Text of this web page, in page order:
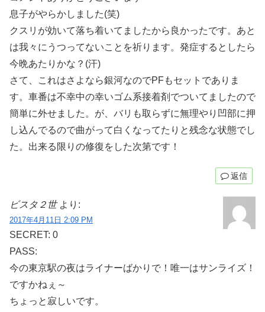
息子がやらかしました(笑)
クスリが効いて落ち着いてましたから良かったです。あと
は我々にうつってないことを祈ります。発症するとしたら
今晩あたりかな？(汗)
さて、これはさよなら銀河なのでPFもセットでありま
す。車番は不幸中の幸いゴム系接着剤でついてましたので
簡単に外せました。が、バリも取らずに無理やり凹部に押
し込んでるので曲がって白くなってたりと残念な状態でし
た。出来る限りの修復をした次第です！
返信
ビスタ２世 より:
2017年4月11日 2:09 PM
SECRET: 0
PASS:
今の東京駅の夜はライナーばかりで！唯一はサンライズ！
ですかねぇ～
ちょっと寂しいです。